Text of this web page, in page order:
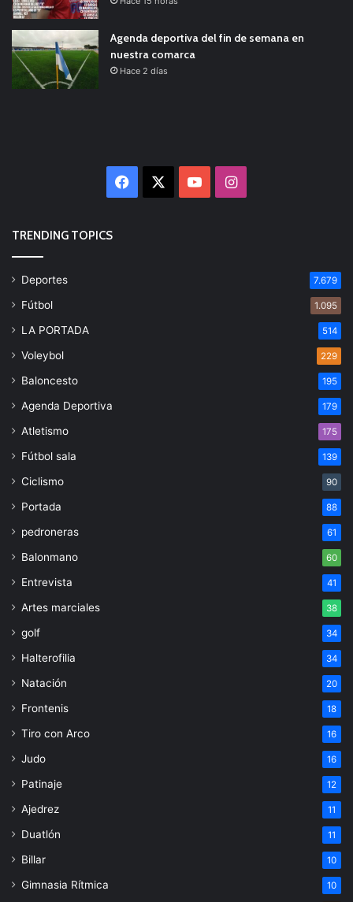
Agenda deportiva del fin de semana en
nuestra comarca
Hace 2 días
Facebook YouTubeInstagram
TRENDING TOPICS
Deportes 7.679
Fútbol 1.095
LA PORTADA 514
Voleybol 229
Baloncesto 195
Agenda Deportiva 179
Atletismo 175
Fútbol sala 139
Ciclismo 90
Portada 88
pedroneras 61
Balonmano 60
Entrevista 41
Artes marciales 38
golf 34
Halterofilia 34
Natación 20
Frontenis 18
Tiro con Arco 16
Judo 16
Patinaje 12
Ajedrez 11
Duatlón 11
Billar 10
Gimnasia Rítmica 10